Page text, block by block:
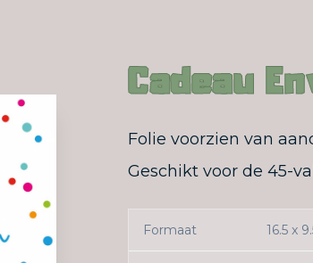
Cadeau
Folie voorzien van
Geschikt voor de 45-
Formaat 16.5 x